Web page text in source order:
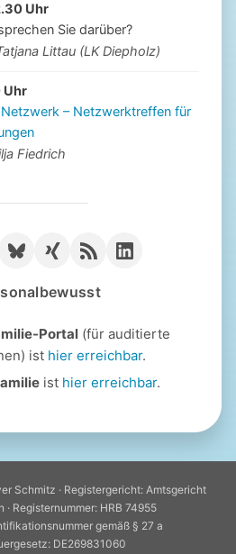
Uhr
Sie darüber?
Littau (LK Diepholz)
Uhr
– Netzwerktreffen für
Fiedrich
Portal (für auditierte
ist hier erreichbar.
ist hier erreichbar.
Schmitz · Registergericht: Amtsgericht
· Registernummer: HRB 74955
gemäß § 27 a
DE269831060